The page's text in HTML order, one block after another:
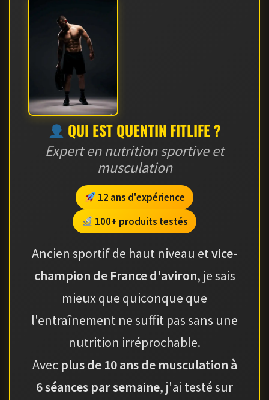
QUI EST QUENTIN FITLIFE ?
Expert en nutrition sportive et
musculation
12 ans d'expérience
100+ produits testés
Ancien sportif de haut niveau etvice-
champion de France d'aviron, je sais
mieux que quiconque que
l'entraînement ne suffit pas sans une
nutrition irréprochable.
Avec plus de 10 ans de musculation à
6 séances par semaine, j'ai testé sur